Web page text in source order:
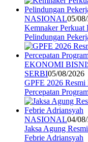
NASIONAL05/
Kemnaker Perkuat
Pelindungan
EKONOMI
SERBI05/08/2026
GPFE 2026 Resmi
Percepatan
NASIONAL04/
Jaksa Agung
Febrie Adriansyah